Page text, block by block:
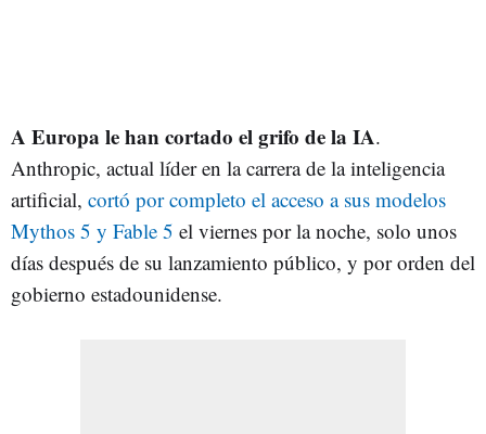
A Europa le han cortado el grifo de la IA.
Anthropic, actual líder en la carrera de la inteligencia
artificial, cortó por completo el acceso a sus modelos
Mythos 5 y Fable 5 el viernes por la noche, solo unos
días después de su lanzamiento público, y por orden del
gobierno estadounidense.